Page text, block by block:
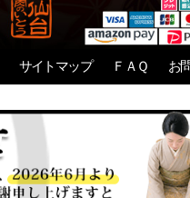
サイトマップ ＦＡＱ お